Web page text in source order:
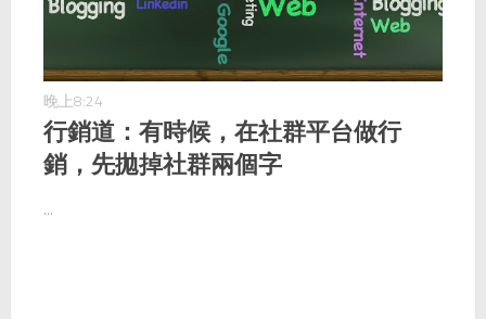
晚上8:24
行銷道：有時候，在社群平台做行
銷，先拋掉社群兩個字
...